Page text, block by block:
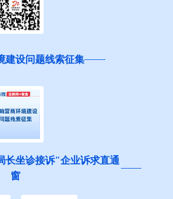
建设问题线索征集
长坐诊接诉"企业诉求直通
窗